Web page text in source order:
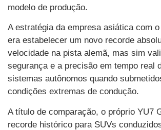
modelo de produção.
A estratégia da empresa asiática com
era estabelecer um novo recorde
velocidade na pista alemã, mas sim
segurança e a precisão em tempo real
sistemas autônomos quando
condições extremas de condução.
A título de comparação, o próprio YU7
recorde histórico para SUVs